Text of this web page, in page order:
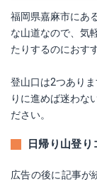
福岡県嘉麻市にあ
な山道なので、気
たりするのにおす
登山口は2つあり
りに進めば迷わな
ださい。
日帰り山登
広告の後に記事が